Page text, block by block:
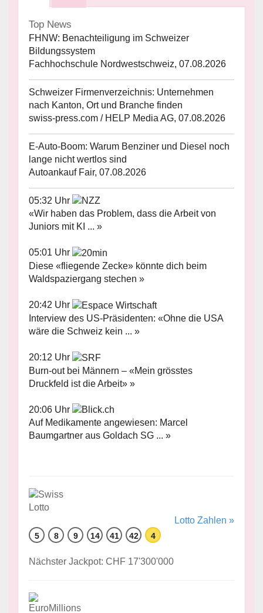
Top News
FHNW: Benachteiligung im Schweizer
Bildungssystem
Fachhochschule Nordwestschweiz, 07.08.2026
Schweizer Firmenverzeichnis: Unternehmen
nach Kanton, Ort und Branche finden
swiss-press.com / HELP Media AG, 07.08.2026
E-Auto-Boom: Warum Benziner und Diesel noch
lange nicht wertlos sind
Autoankauf Fair, 07.08.2026
05:32 Uhr
«Wir haben das Problem, dass die Arbeit von
Juniors mit KI ... »
05:01 Uhr
Diese «fliegende Zecke» könnte dich beim
Waldspaziergang stechen »
20:42 Uhr
Interview des US-Präsidenten: «Ohne die USA
wäre die Schweiz kein ... »
20:12 Uhr
Burn-out bei Männern – «Mein grösstes
Druckfeld ist die Arbeit» »
20:06 Uhr
Auf Medikamente angewiesen: Marcel
Baumgartner aus Goldach SG ... »
Lotto Zahlen »
5 8 9 14 41 42 4
Nächster Jackpot: CHF 17'300'000